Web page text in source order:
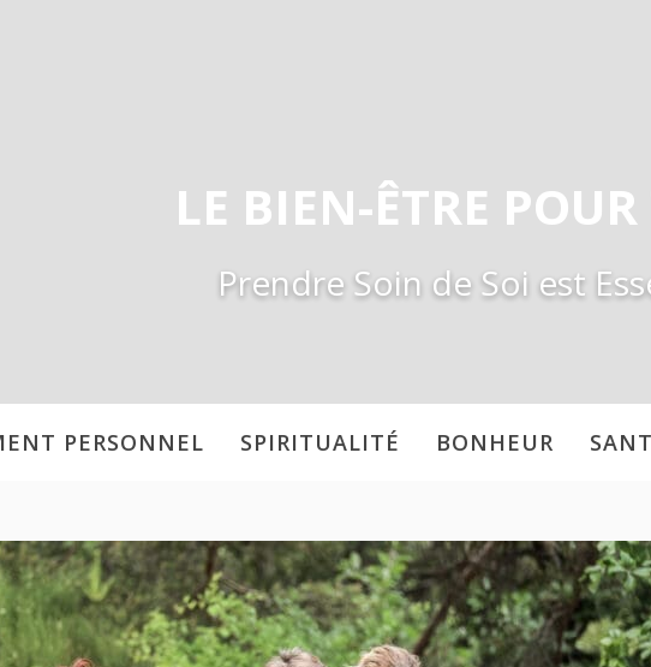
LE BIEN-ÊTRE POUR
Prendre Soin de Soi est
PERSONNEL SPIRITUALITÉ BONHEUR